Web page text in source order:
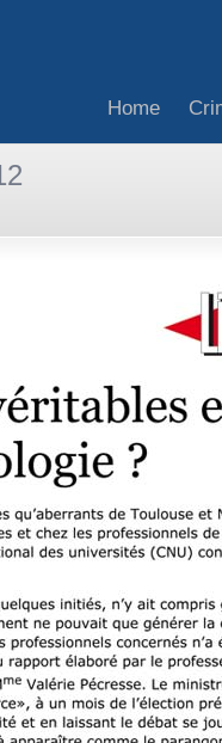
Home